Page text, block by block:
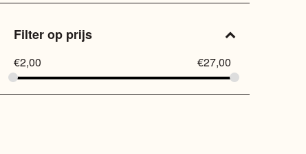
Filter op prijs
€2,00 €27,00